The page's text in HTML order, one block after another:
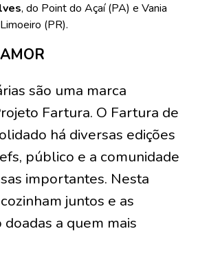
, do Point do Açaí (PA) e Vania
(PR).
são uma marca
Fartura. O Fartura de
há diversas edições
público e a comunidade
importantes. Nesta
juntos e as
a quem mais